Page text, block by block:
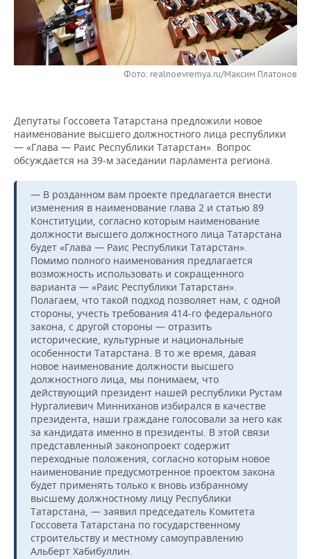
НЕФТЕХИМИЯ
НЕФТЬ
ОПК
РОЗНИЧНАЯ ТОРГОВЛЯ
ТРАНСПОРТ
НОВОСТИ ТЕХНОЛОГИЙ
ТЕЛЕКОММУНИКАЦИИ
МЕРОПРИЯТИЯ
НОВОСТИ МЕРОПРИЯТИЙ
БИЗНЕС-БРАНЧИ
ONLINE-КОНФЕРЕНЦИИ
СПОРТ
ФУТБОЛ
ХОККЕЙ
ВОЛЕЙБОЛ
КИБЕРСПОРТ
ФИГУРНОЕ КАТАНИЕ
ВОДНЫЕ ВИДЫ СПОРТА
ХОККЕЙ С МЯЧОМ
НОВОСТИ ОБЩЕСТВА
ВЛАСТЬ
ИСТОРИЯ
КУЛЬТУРА
МЕДИЦИНА
ОБРАЗОВАНИЕ
ПРОИСШЕСТВИЯ
ФОТОГАЛЕРЕЯ
СЮЖЕТЫ
СПРАВОЧНИК
СПИСОК ПЕРСОН
СПИСОК КОМПАНИЙ
ПОЛНАЯ ВЕРСИЯ
Фото: realnoevremya.ru/Максим Платонов
Депутаты Госсовета Татарстана предложили новое
наименование высшего должностного лица республики
— «Глава — Раис Республики Татарстан». Вопрос
обсуждается на 39-м заседании парламента региона.
— В розданном вам проекте предлагается внести
изменения в наименование глава 2 и статью 89
Конституции, согласно которым наименование
должности высшего должностного лица Татарстана
будет «Глава — Раис Республики Татарстан».
Помимо полного наименования предлагается
возможность использовать и сокращенного
варианта — «Раис Республики Татарстан».
Полагаем, что такой подход позволяет нам, с одной
стороны, учесть требования 414-го федерального
закона, с другой стороны — отразить
исторические, культурные и национальные
особенности Татарстана. В то же время, давая
новое наименование должности высшего
должностного лица, мы понимаем, что
действующий президент нашей республики Рустам
Нургалиевич Минниханов избирался в качестве
президента, наши граждане голосовали за него как
за кандидата именно в президенты. В этой связи
представленный законопроект содержит
переходные положения, согласно которым новое
наименование предусмотренное проектом закона
будет применять только к вновь избранному
высшему должностному лицу Республики
Татарстана, — заявил председатель Комитета
Госсовета Татарстана по государственному
строительству и местному самоуправлению
Альберт Хабибуллин.